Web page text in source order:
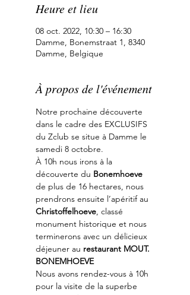
Heure et lieu
08 oct. 2022, 10:30 – 16:30
Damme, Bonemstraat 1, 8340
Damme, Belgique
À propos de l'événement
Notre prochaine découverte
dans le cadre des EXCLUSIFS
du Zclub se situe à Damme le
samedi 8 octobre.
À 10h nous irons à la
découverte du Bonemhoeve
de plus de 16 hectares, nous
prendrons ensuite l’apéritif au
Christoffelhoeve, classé
monument historique et nous
terminerons avec un délicieux
déjeuner au restaurant MOUT.
BONEMHOEVE
Nous avons rendez-vous à 10h
pour la visite de la superbe